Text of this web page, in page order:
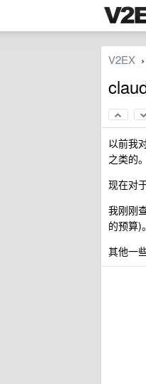
V2EX ›
以前我
之类的。
现在对
我刚刚
的预算)。
其他一